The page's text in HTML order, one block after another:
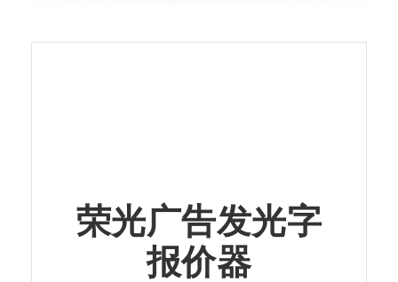
荣光广告发光字
报价器